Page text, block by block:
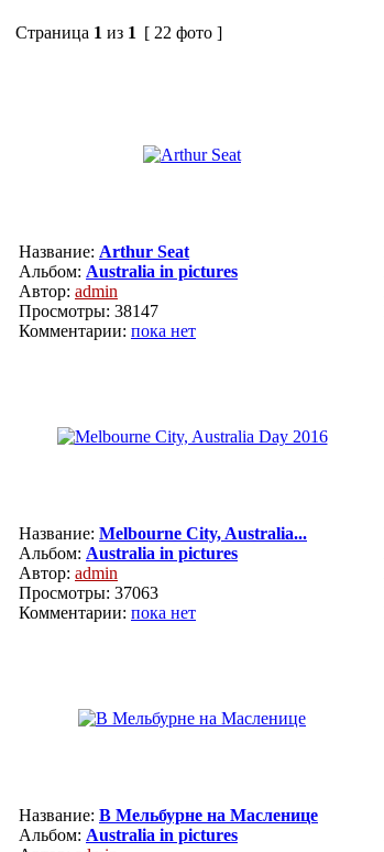
Страница 1 из 1 [ 22 фото ]
Название: Arthur Seat
Альбом: Australia in pictures
Автор: admin
Просмотры: 38147
Комментарии: пока нет
Название: Melbourne City, Australia...
Альбом: Australia in pictures
Автор: admin
Просмотры: 37063
Комментарии: пока нет
Название: В Мельбурне на Масленице
Альбом: Australia in pictures